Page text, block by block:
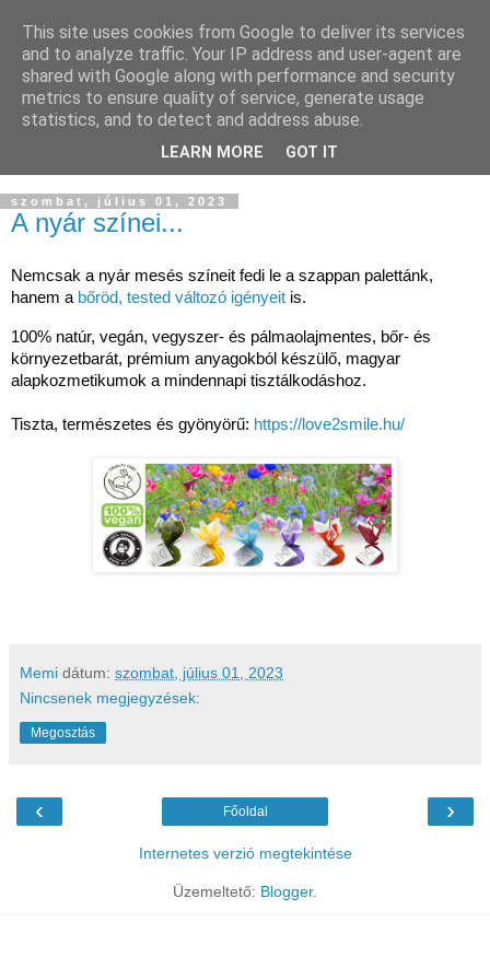
szombat, július 01, 2023
A nyár színei...
Nemcsak a nyár mesés színeit fedi le a szappan palettánk,
hanem a bőröd, tested változó igényeit is.
100% natúr, vegán, vegyszer- és pálmaolajmentes, bőr- és
környezetbarát, prémium anyagokból készülő, magyar
alapkozmetikumok a mindennapi tisztálkodáshoz.
Tiszta, természetes és gyönyörű: https://love2smile.hu/
Memi dátum: szombat, július 01, 2023
Nincsenek megjegyzések:
Megosztás
‹ ›
Főoldal
Internetes verzió megtekintése
Üzemeltető: Blogger.
This site uses cookies from Google to deliver its services
and to analyze traffic. Your IP address and user-agent are
shared with Google along with performance and security
metrics to ensure quality of service, generate usage
statistics, and to detect and address abuse.
LEARN MORE GOT IT